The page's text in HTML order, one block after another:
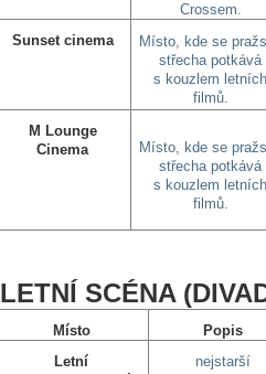
Crossem.
Sunset cinema
Místo, kde se
střecha potkává
s kouzlem
filmů.
M Lounge
Cinema
Místo, kde se
střecha potkává
s kouzlem
filmů.
LETNÍ SCÉNA
Místo
Popis
Letní
nejstarší